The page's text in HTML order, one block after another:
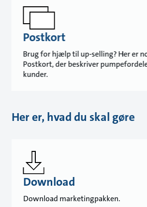
Postkort
Brug for hjælp til up-selling? Her er
Postkort, der beskriver
kunder.
Her er, hvad du skal gøre
Download
Download marketingpakken.